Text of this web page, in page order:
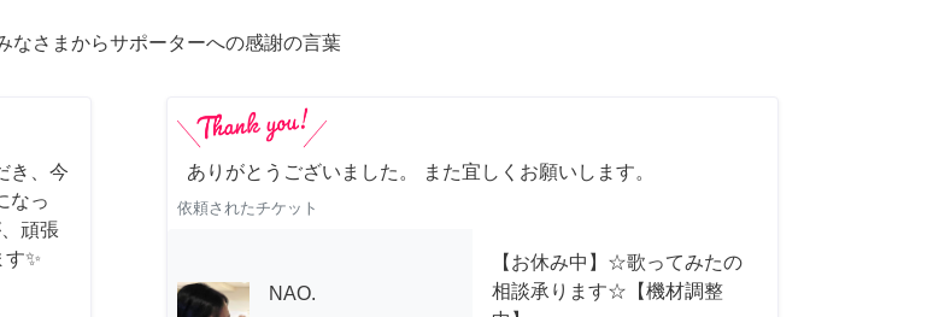
なさまからサポーターへの感謝の言葉
き、今
なっ
頑張
✨
ありがとうございました。 また宜しくお願いします。
依頼されたチケット
NAO.
【お休み中】☆歌ってみたの
相談承ります☆【機材調整